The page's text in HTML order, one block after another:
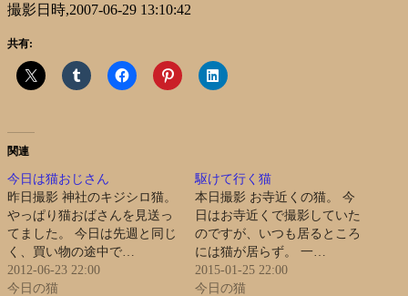
撮影日時,2007-06-29 13:10:42
共有:
関連
今日は猫おじさん
昨日撮影 神社のキジシロ猫。
やっぱり猫おばさんを見送っ
てました。 今日は先週と同じ
く、買い物の途中で…
2012-06-23 22:00
今日の猫
駆けて行く猫
本日撮影 お寺近くの猫。 今
日はお寺近くで撮影していた
のですが、いつも居るところ
には猫が居らず。 一…
2015-01-25 22:00
今日の猫